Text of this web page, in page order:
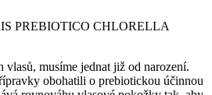
PREBIOTICO CHLORELLA
musíme jednat již od narození.
obohatili o prebiotickou účinnou